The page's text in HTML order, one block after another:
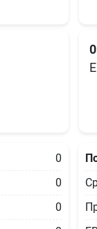
0
0
0
0